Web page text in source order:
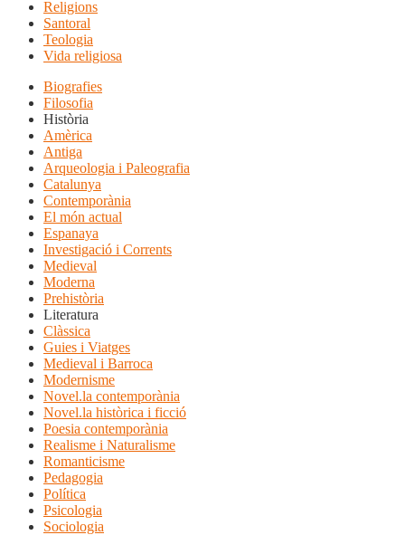
Religions
Santoral
Teologia
Vida religiosa
Biografies
Filosofia
Història
Amèrica
Antiga
Arqueologia i Paleografia
Catalunya
Contemporània
El món actual
Espanaya
Investigació i Corrents
Medieval
Moderna
Prehistòria
Literatura
Clàssica
Guies i Viatges
Medieval i Barroca
Modernisme
Novel.la contemporània
Novel.la històrica i ficció
Poesia contemporània
Realisme i Naturalisme
Romanticisme
Pedagogia
Política
Psicologia
Sociologia